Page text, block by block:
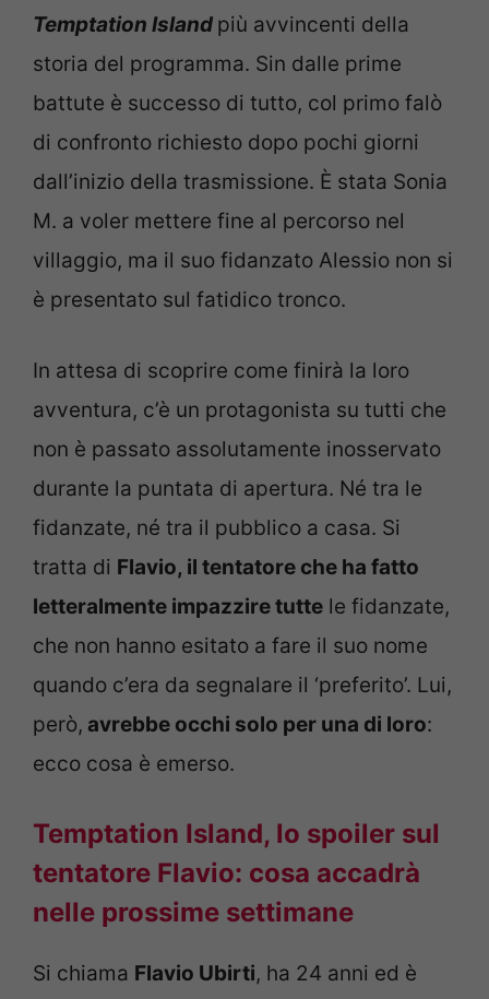
Temptation Island più avvincenti della
storia del programma. Sin dalle prime
battute è successo di tutto, col primo falò
di confronto richiesto dopo pochi giorni
dall’inizio della trasmissione. È stata Sonia
M. a voler mettere fine al percorso nel
villaggio, ma il suo fidanzato Alessio non si
è presentato sul fatidico tronco.
In attesa di scoprire come finirà la loro
avventura, c’è un protagonista su tutti che
non è passato assolutamente inosservato
durante la puntata di apertura. Né tra le
fidanzate, né tra il pubblico a casa. Si
tratta di Flavio, il tentatore che ha fatto
letteralmente impazzire tutte le fidanzate,
che non hanno esitato a fare il suo nome
quando c’era da segnalare il ‘preferito’. Lui,
però, avrebbe occhi solo per una di loro:
ecco cosa è emerso.
Temptation Island, lo spoiler sul
tentatore Flavio: cosa accadrà
nelle prossime settimane
Si chiama Flavio Ubirti, ha 24 anni ed è